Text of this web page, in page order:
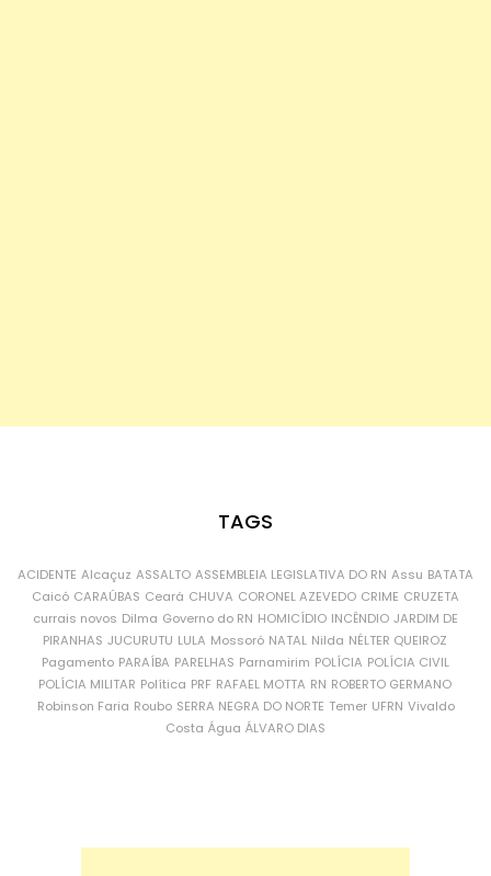
TAGS
ACIDENTE Alcaçuz ASSALTO ASSEMBLEIA LEGISLATIVA DO RN Assu BATATA
Caicó CARAÚBAS Ceará CHUVA CORONEL AZEVEDO CRIME CRUZETA
currais novos Dilma Governo do RN HOMICÍDIO INCÊNDIO JARDIM DE
PIRANHAS JUCURUTU LULA Mossoró NATAL Nilda NÉLTER QUEIROZ
Pagamento PARAÍBA PARELHAS Parnamirim POLÍCIA POLÍCIA CIVIL
POLÍCIA MILITAR Política PRF RAFAEL MOTTA RN ROBERTO GERMANO
Robinson Faria Roubo SERRA NEGRA DO NORTE Temer UFRN Vivaldo
Costa Água ÁLVARO DIAS